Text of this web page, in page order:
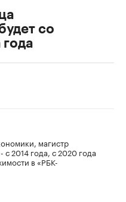
со
магистр
2014 года, с 2020 года
в «РБК-